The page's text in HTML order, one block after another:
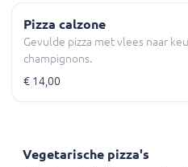
Pizza calzone
Gevulde pizza met vlees naar
champignons.
€ 14,00
Vegetarische pizza's